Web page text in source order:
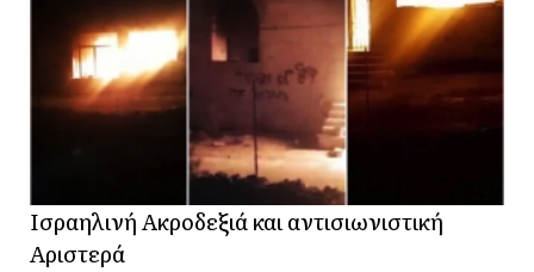
Ισραηλινή Ακροδεξιά και αντισιωνιστική
Αριστερά